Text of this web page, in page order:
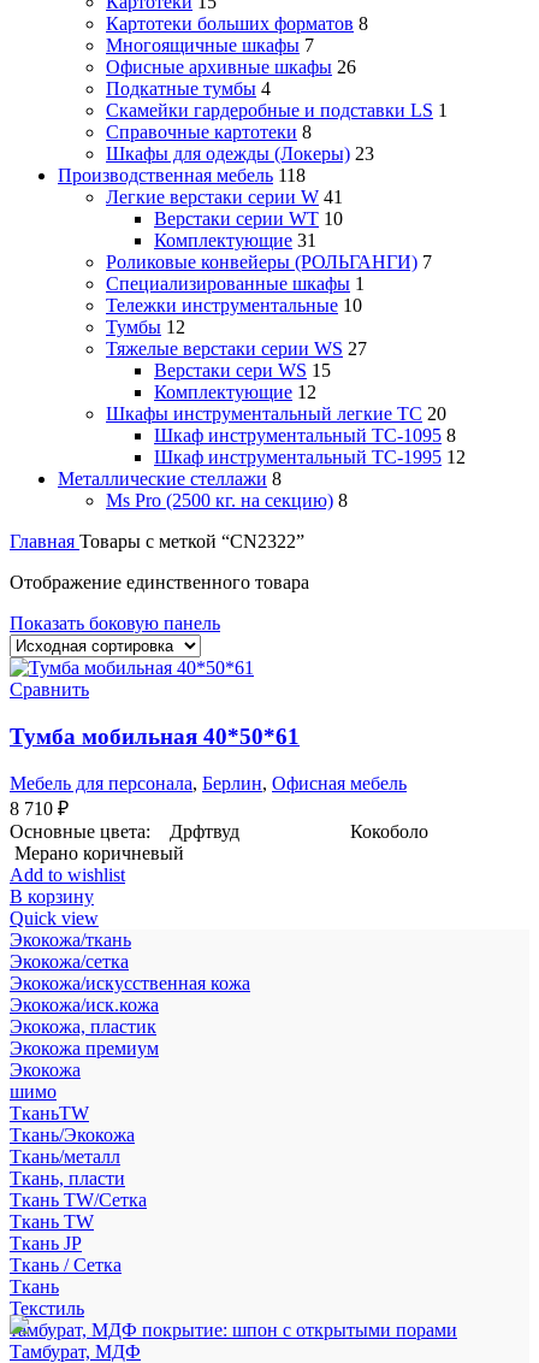
Картотеки больших форматов 8
Многоящичные шкафы 7
Офисные архивные шкафы 26
Подкатные тумбы 4
Скамейки гардеробные и подставки LS 1
Справочные картотеки 8
Шкафы для одежды (Локеры) 23
Производственная мебель 118
Легкие верстаки серии W 41
Верстаки серии WT 10
Комплектующие 31
Роликовые конвейеры (РОЛЬГАНГИ) 7
Специализированные шкафы 1
Тележки инструментальные 10
Тумбы 12
Тяжелые верстаки серии WS 27
Верстаки сери WS 15
Комплектующие 12
Шкафы инструментальный легкие ТС 20
Шкаф инструментальный TC-1095 8
Шкаф инструментальный TC-1995 12
Металлические стеллажи 8
Ms Pro (2500 кг. на секцию) 8
Главная Товары с меткой “CN2322”
Отображение единственного товара
Показать боковую панель
Сравнить
Тумба мобильная 40*50*61
Мебель для персонала, Берлин, Офисная мебель
8 710 ₽
Основные цвета: Дрфтвуд Кокоболо
Мерано коричневый
Add to wishlist
В корзину
Quick view
Экокожа/ткань
Экокожа/сетка
Экокожа/искусственная кожа
Экокожа/иск.кожа
Экокожа, пластик
Экокожа премиум
Экокожа
шимо
ТканьTW
Ткань/Экокожа
Ткань/металл
Ткань, пласти
Ткань TW/Сетка
Ткань TW
Ткань JP
Ткань / Сетка
Ткань
Текстиль
тамбурат, МДФ покрытие: шпон с открытыми порами
Тамбурат, МДФ